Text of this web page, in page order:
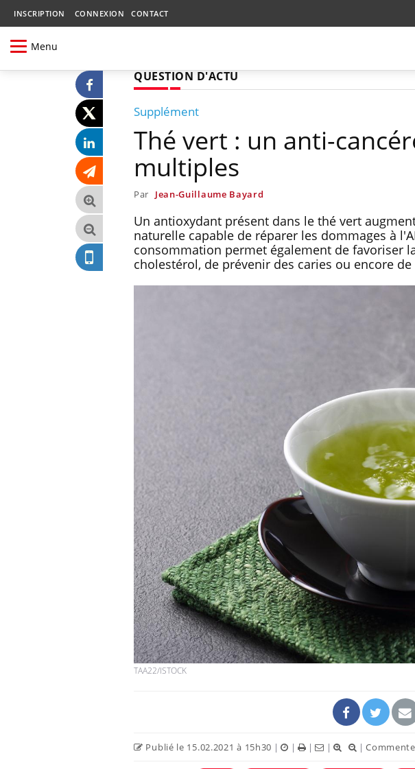
INSCRIPTION CONNEXION CONTACT
Menu
QUESTION D'ACTU
Supplément
Thé vert : un anti-
multiples
Par Jean-Guillaume Bayard
Un antioxydant présent dans le thé vert
naturelle capable de réparer les dommages à
consommation permet également de favoriser
cholestérol, de prévenir des caries ou encore
TAA22/ISTOCK
Publié le 15.02.2021 à 15h30 | | | | |